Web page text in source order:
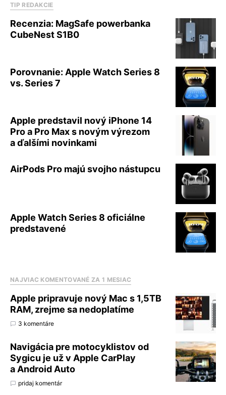
TIP REDAKCIE
Recenzia: MagSafe powerbanka
CubeNest S1B0
Porovnanie: Apple Watch Series 8
vs. Series 7
Apple predstavil nový iPhone 14
Pro a Pro Max s novým výrezom
a ďalšími novinkami
AirPods Pro majú svojho nástupcu
Apple Watch Series 8 oficiálne
predstavené
NAJVIAC KOMENTOVANÉ ZA 1 MESIAC
Apple pripravuje nový Mac s 1,5TB
RAM, zrejme sa nedoplatíme
3 komentáre
Navigácia pre motocyklistov od
Sygicu je už v Apple CarPlay
a Android Auto
pridaj komentár